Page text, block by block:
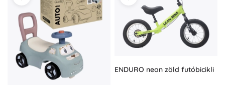
ENDURO neon zöld futóbicikli